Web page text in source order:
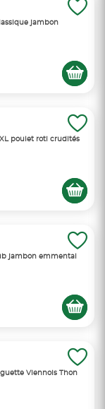
jambon
poulet roti crudités
jambon emmental
Viennois Thon